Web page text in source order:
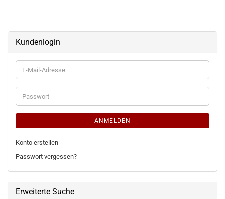
Kundenlogin
E-
Mail-
Adresse
Passwort
ANMELDEN
Konto erstellen
Passwort vergessen?
Erweiterte Suche